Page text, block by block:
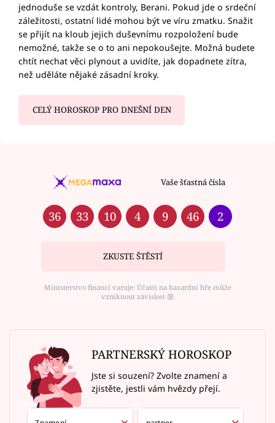
jednoduše se vzdát kontroly, Berani. Pokud jde o srdeční
záležitosti, ostatní lidé mohou být ve víru zmatku. Snažit
se přijít na kloub jejich duševnímu rozpoložení bude
nemožné, takže se o to ani nepokoušejte. Možná budete
chtít nechat věci plynout a uvidíte, jak dopadnete zítra,
než uděláte nějaké zásadní kroky.
CELÝ HOROSKOP PRO DNEŠNÍ DEN
Vaše šťastná čísla
36 33 10 4 9 46 2
ZKUSTE ŠTĚSTÍ
Ministerstvo financí varuje: Účastí na hazardní hře může
vzniknout závislost ⑱
PARTNERSKÝ HOROSKOP
Jste si souzení? Zvolte znamení a
zjistěte, jestli vám hvězdy přejí.